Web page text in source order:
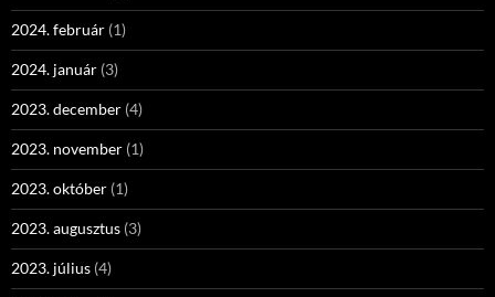
2024. február (1)
2024. január (3)
2023. december (4)
2023. november (1)
2023. október (1)
2023. augusztus (3)
2023. július (4)